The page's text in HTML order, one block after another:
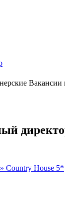
Вакансии
Country House 5*